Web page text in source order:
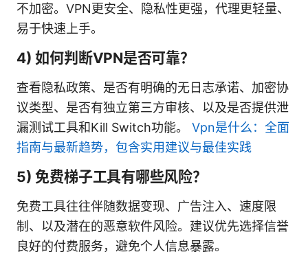
不加密。VPN更安全、隐私性更强，代理更轻量、
易于快速上手。
4) 如何判断VPN是否可靠？
查看隐私政策、是否有明确的无日志承诺、加密协
议类型、是否有独立第三方审核、以及是否提供泄
漏测试工具和Kill Switch功能。 Vpn是什么：全面
指南与最新趋势，包含实用建议与最佳实践
5) 免费梯子工具有哪些风险？
免费工具往往伴随数据变现、广告注入、速度限
制、以及潜在的恶意软件风险。建议优先选择信誉
良好的付费服务，避免个人信息暴露。